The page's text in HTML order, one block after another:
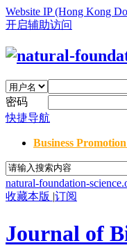
Website IP (Hong Kong
开启辅助访问
密码
快捷导航
Business
natural-foundation-
收藏本版 |订阅
Journal of